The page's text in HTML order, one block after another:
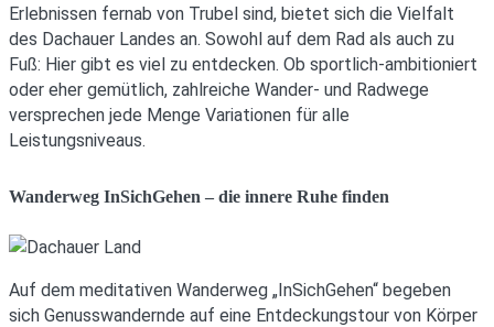
Erlebnissen fernab von Trubel sind, bietet sich die Vielfalt
des Dachauer Landes an. Sowohl auf dem Rad als auch zu
Fuß: Hier gibt es viel zu entdecken. Ob sportlich-ambitioniert
oder eher gemütlich, zahlreiche Wander- und Radwege
versprechen jede Menge Variationen für alle
Leistungsniveaus.
Wanderweg InSichGehen – die innere Ruhe finden
Auf dem meditativen Wanderweg „InSichGehen“ begeben
sich Genusswandernde auf eine Entdeckungstour von Körper